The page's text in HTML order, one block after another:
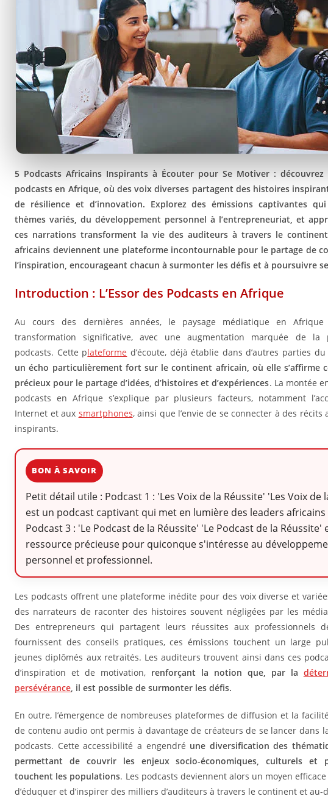
5 Podcasts Africains Inspirants à Écouter pour Se Motiver :
podcasts en Afrique, où des voix diverses partagent des histoires
de résilience et d’innovation. Explorez des émissions captivantes
thèmes variés, du développement personnel à l’entrepreneuriat, et
ces narrations transforment la vie des auditeurs à travers le
africains deviennent une plateforme incontournable pour le partage de
l’inspiration, encourageant chacun à surmonter les défis et à poursuivre
Introduction : L’Essor des Podcasts en Afrique
Au cours des dernières années, le paysage médiatique en
transformation significative, avec une augmentation marquée de la
podcasts. Cette plateforme d’écoute, déjà établie dans d’autres parties
un écho particulièrement fort sur le continent africain, où elle s’affirme
précieux pour le partage d’idées, d’histoires et d’expériences. La montée
podcasts en Afrique s’explique par plusieurs facteurs, notamment
Internet et aux smartphones, ainsi que l’envie de se connecter à des
inspirants.
BON À SAVOIR
Petit détail utile : Podcast 1 : 'Les Voix de la Réussite' 'Les Voix de
est un podcast captivant qui met en lumière des leaders
Podcast 3 : 'Le Podcast de la Réussite' 'Le Podcast de la Réussite'
ressource précieuse pour quiconque s'intéresse au
personnel et professionnel.
Les podcasts offrent une plateforme inédite pour des voix diverse et
des narrateurs de raconter des histoires souvent négligées par les
Des entrepreneurs qui partagent leurs réussites aux professionnels
fournissent des conseils pratiques, ces émissions touchent un large
jeunes diplômés aux retraités. Les auditeurs trouvent ainsi dans ces
d’inspiration et de motivation, renforçant la notion que, par la
persévérance, il est possible de surmonter les défis.
En outre, l’émergence de nombreuses plateformes de diffusion et la
de contenu audio ont permis à davantage de créateurs de se lancer dans
podcasts. Cette accessibilité a engendré une diversification des
permettant de couvrir les enjeux socio-économiques, culturels et
touchent les populations. Les podcasts deviennent alors un moyen
d’éduquer et d’inspirer des milliers d’auditeurs à travers le continent et au-